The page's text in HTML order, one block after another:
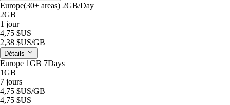
Europe(30+ areas) 2GB/Day
2GB
1 jour
4,75 $US
2,38 $US/GB
Détails
Europe 1GB 7Days
1GB
7 jours
4,75 $US/GB
4,75 $US